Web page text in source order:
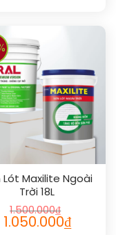
Lót Maxilite Ngoài
Trời 18L
1.500.000₫
1.050.000₫